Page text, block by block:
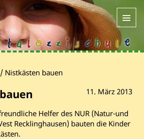
/ Nistkästen bauen
11. März 2013
Helfer des NUR (Natur-und
Recklinghausen) bauten die Kinder